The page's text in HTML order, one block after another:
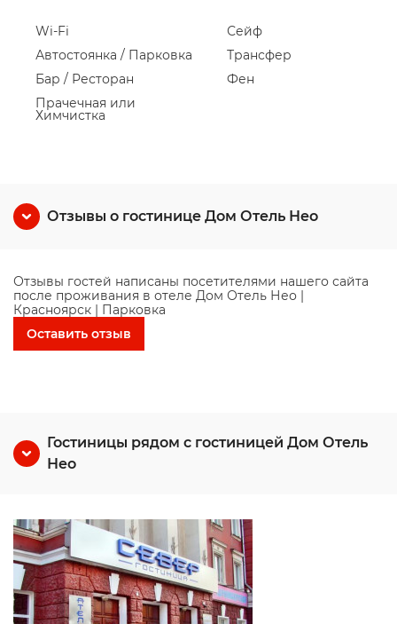
Wi-Fi
Автостоянка / Парковка
Бар / Ресторан
Прачечная или
Химчистка
Сейф
Трансфер
Фен
Отзывы о гостинице Дом Отель Нео
Отзывы гостей написаны посетителями нашего сайта
после проживания в отеле Дом Отель Нео |
Красноярск | Парковка
Оставить отзыв
Гостиницы рядом с гостиницей Дом Отель
Нео